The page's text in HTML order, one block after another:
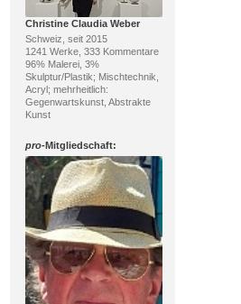
Christine Claudia Weber
Schweiz, seit 2015
1241 Werke, 333 Kommentare
96% Malerei, 3%
Skulptur/Plastik; Mischtechnik,
Acryl; mehrheitlich:
Gegenwartskunst, Abstrakte
Kunst
pro-Mitgliedschaft: